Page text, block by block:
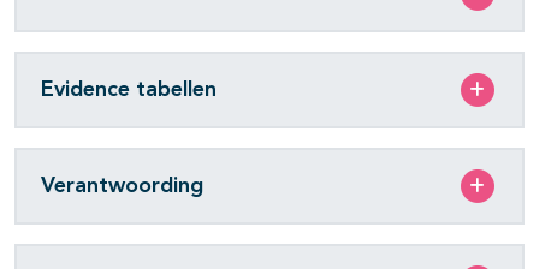
Evidence tabellen
Verantwoording